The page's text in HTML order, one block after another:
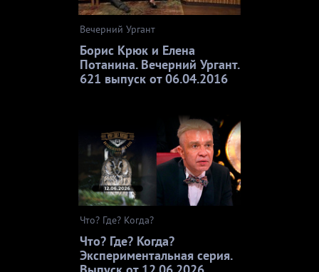
Вечерний Ургант
Борис Крюк и Елена
Потанина. Вечерний Ургант.
621 выпуск от 06.04.2016
Что? Где? Когда?
Что? Где? Когда?
Экспериментальная серия.